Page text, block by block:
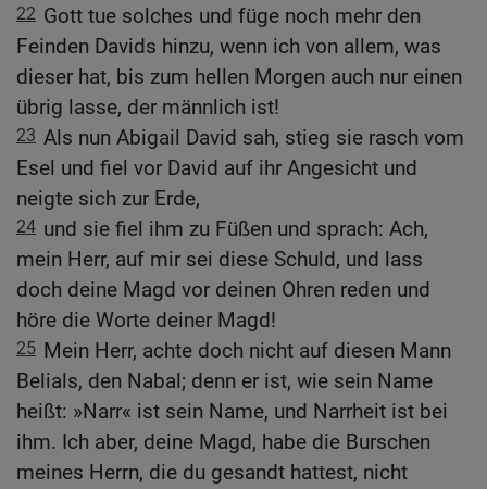
22 Gott tue solches und füge noch mehr den
Feinden Davids hinzu, wenn ich von allem, was
dieser hat, bis zum hellen Morgen auch nur einen
übrig lasse, der männlich ist!
23 Als nun Abigail David sah, stieg sie rasch vom
Esel und fiel vor David auf ihr Angesicht und
neigte sich zur Erde,
24 und sie fiel ihm zu Füßen und sprach: Ach,
mein Herr, auf mir sei diese Schuld, und lass
doch deine Magd vor deinen Ohren reden und
höre die Worte deiner Magd!
25 Mein Herr, achte doch nicht auf diesen Mann
Belials, den Nabal; denn er ist, wie sein Name
heißt: »Narr« ist sein Name, und Narrheit ist bei
ihm. Ich aber, deine Magd, habe die Burschen
meines Herrn, die du gesandt hattest, nicht